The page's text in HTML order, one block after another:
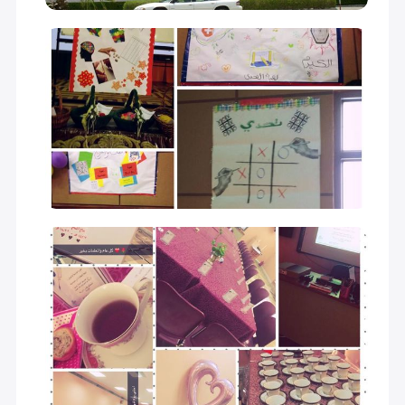
GRADE 10 30,000 S.R
GRADE 11 30,000 S.R
GRADE 12 30,000 S.R